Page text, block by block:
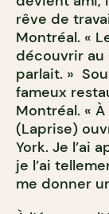
rêve de
Montréal. «
découvrir au
parlait. »
fameux
Montréal. «
(Laprise)
York. Je l’ai
je l’ai
me donner